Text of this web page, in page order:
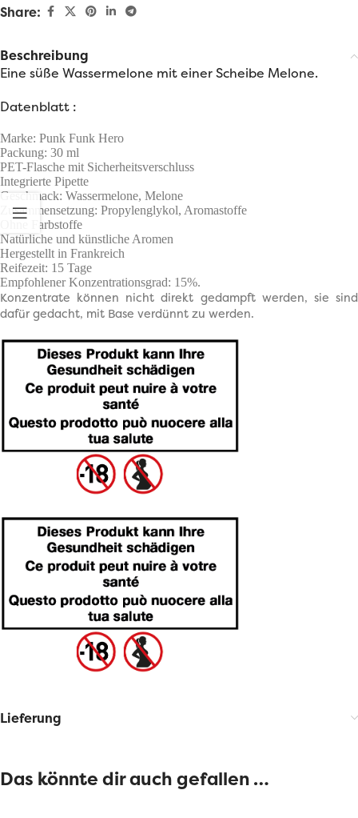
Share:
Beschreibung
Eine süße Wassermelone mit einer Scheibe Melone.
Datenblatt :
Marke: Punk Funk Hero
Packung: 30 ml
PET-Flasche mit Sicherheitsverschluss
Integrierte Pipette
Geschmack: Wassermelone, Melone
Zusammensetzung: Propylenglykol, Aromastoffe
Ohne Farbstoffe
Natürliche und künstliche Aromen
Hergestellt in Frankreich
Reifezeit: 15 Tage
Empfohlener Konzentrationsgrad: 15%.
Konzentrate können nicht direkt gedampft werden, sie sind
dafür gedacht, mit Base verdünnt zu werden.
Lieferung
Das könnte dir auch gefallen …